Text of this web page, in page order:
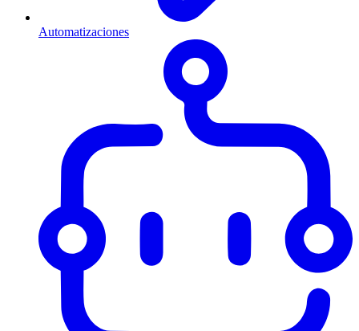
Automatizaciones